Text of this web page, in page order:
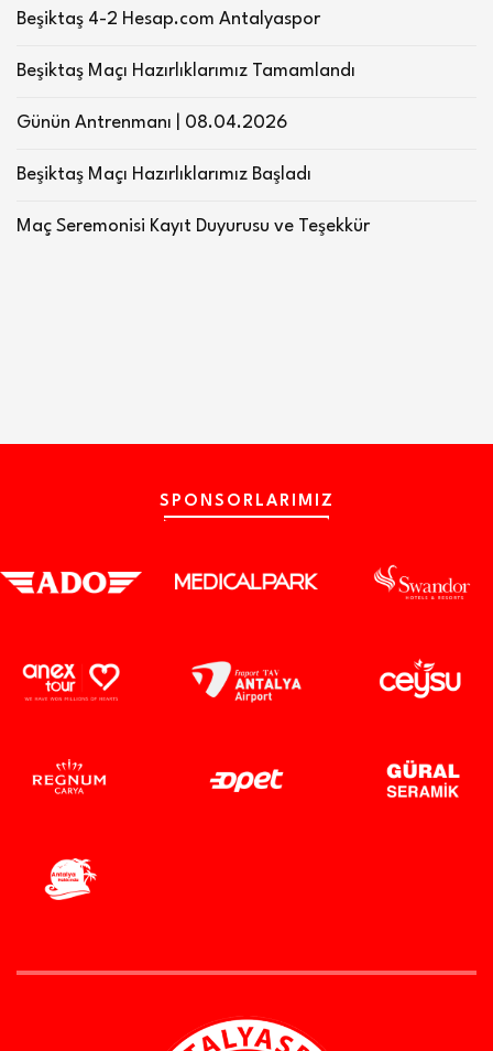
Beşiktaş 4-2 Hesap.com Antalyaspor
Beşiktaş Maçı Hazırlıklarımız Tamamlandı
Günün Antrenmanı | 08.04.2026
Beşiktaş Maçı Hazırlıklarımız Başladı
Maç Seremonisi Kayıt Duyurusu ve Teşekkür
SPONSORLARIMIZ